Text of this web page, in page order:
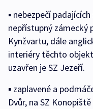
▪ nebezpečí
nepřístupný zámecký
Kynžvartu, dále
interiéry těchto
uzavřen je SZ Jezeří.
▪ zaplavené a
Dvůr, na SZ